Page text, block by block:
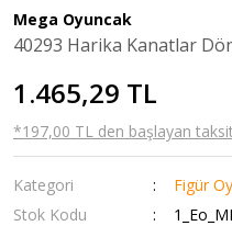
Mega Oyuncak
40293 Harika Kanatlar
1.465,29 TL
*197,00 TL den başlayan
Kategori
Figür
Stok Kodu